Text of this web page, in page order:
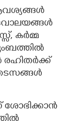
കർമ്മ
രഹിതർക്ക്
തടസങ്ങൾ
ശോഭിക്കാൻ